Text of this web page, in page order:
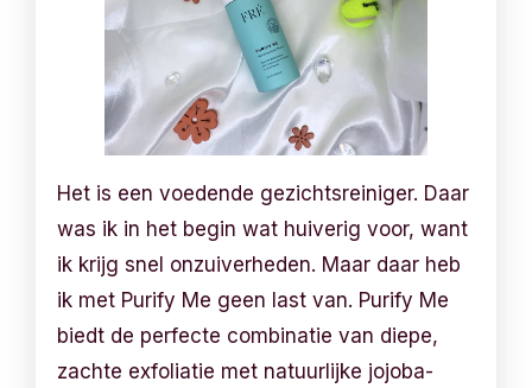
Het is een voedende gezichtsreiniger. Daar
was ik in het begin wat huiverig voor, want
ik krijg snel onzuiverheden. Maar daar heb
ik met Purify Me geen last van. Purify Me
biedt de perfecte combinatie van diepe,
zachte exfoliatie met natuurlijke jojoba-